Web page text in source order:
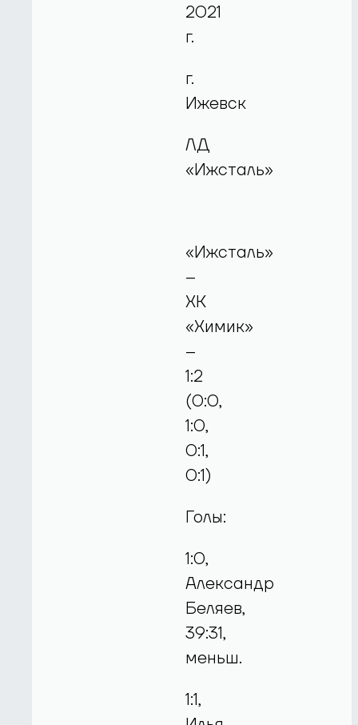
2021
г.
г.
Ижевск
ЛД
«Ижсталь»
«Ижсталь»
–
ХК
«Химик»
–
1:2
(0:0,
1:0,
0:1,
0:1)
Голы:
1:0,
Александр
Беляев,
39:31,
меньш.
1:1,